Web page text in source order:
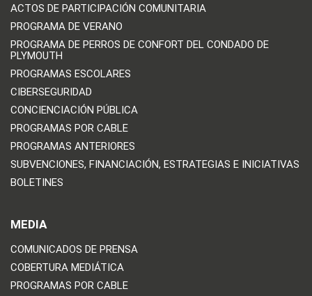
ACTOS DE PARTICIPACIÓN COMUNITARIA
PROGRAMA DE VERANO
PROGRAMA DE PERROS DE CONFORT DEL CONDADO DE
PLYMOUTH
PROGRAMAS ESCOLARES
CIBERSEGURIDAD
CONCIENCIACIÓN PÚBLICA
PROGRAMAS POR CABLE
PROGRAMAS ANTERIORES
SUBVENCIONES, FINANCIACIÓN, ESTRATEGIAS E INICIATIVAS
BOLETINES
MEDIA
COMUNICADOS DE PRENSA
COBERTURA MEDIÁTICA
PROGRAMAS POR CABLE